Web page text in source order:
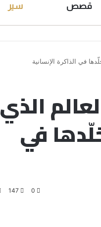
قصص سير
في الذاكرة الإنسانية
الذي
في
0
147